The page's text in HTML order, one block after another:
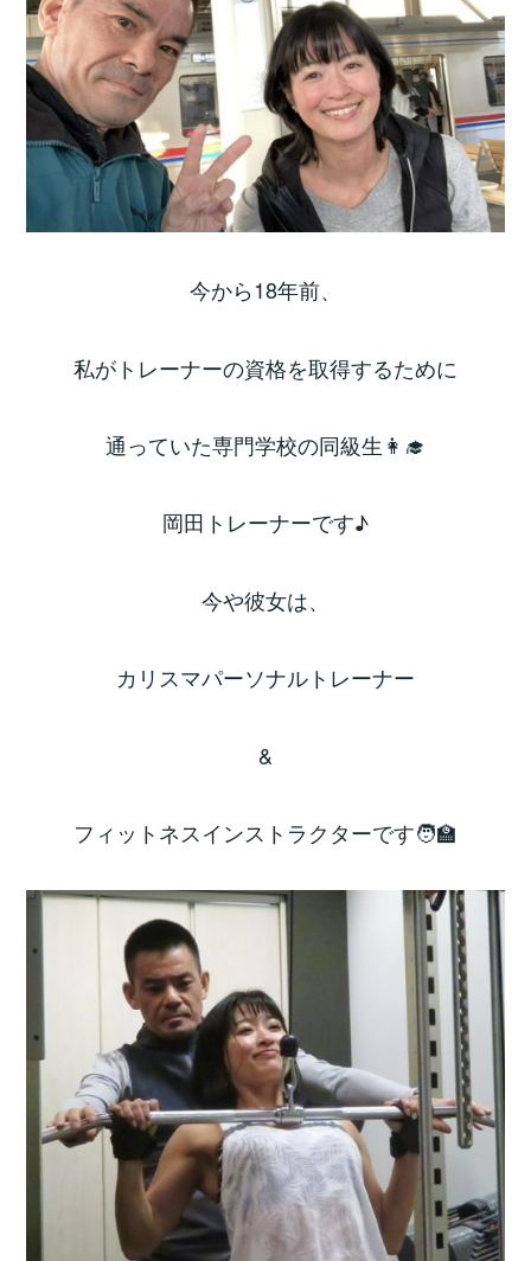
今から18年前、
私がトレーナーの資格を取得するために
通っていた専門学校の同級生👩‍🎓
岡田トレーナーです♪
今や彼女は、
カリスマパーソナルトレーナー
&
フィットネスインストラクターです🧑‍🏫